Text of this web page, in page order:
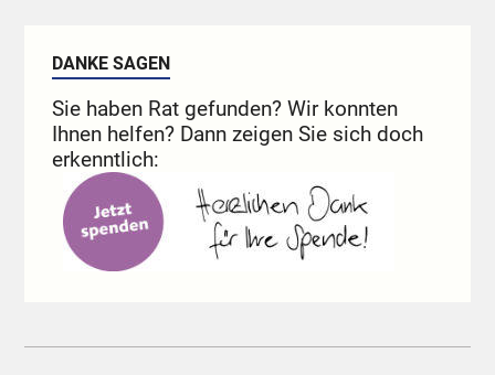
DANKE SAGEN
Sie haben Rat gefunden? Wir konnten
Ihnen helfen? Dann zeigen Sie sich doch
erkenntlich: